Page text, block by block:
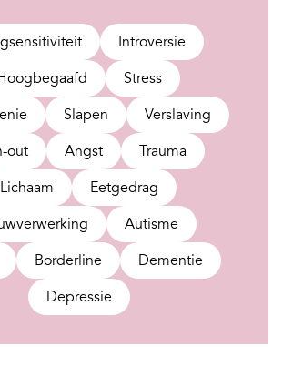
Introversie
Stress
Slapen
Verslaving
out
Angst
Trauma
Lichaam
Eetgedrag
Autisme
Borderline
Dementie
Depressie